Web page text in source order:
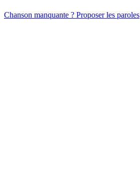
Chanson manquante ? Proposer les paroles